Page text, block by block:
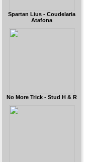
Spartan Lius - Coudelaria
Atafona
No More Trick - Stud H & R